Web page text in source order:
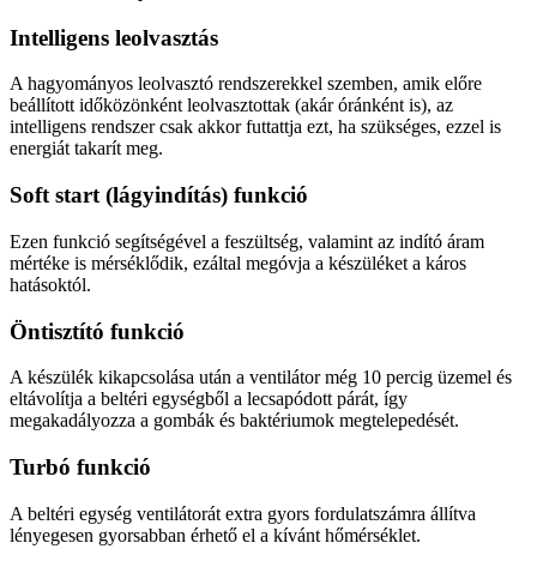
Intelligens leolvasztás
A hagyományos leolvasztó rendszerekkel szemben, amik előre
beállított időközönként leolvasztottak (akár óránként is), az
intelligens rendszer csak akkor futtattja ezt, ha szükséges, ezzel is
energiát takarít meg.
Soft start (lágyindítás) funkció
Ezen funkció segítségével a feszültség, valamint az indító áram
mértéke is mérséklődik, ezáltal megóvja a készüléket a káros
hatásoktól.
Öntisztító funkció
A készülék kikapcsolása után a ventilátor még 10 percig üzemel és
eltávolítja a beltéri egységből a lecsapódott párát, így
megakadályozza a gombák és baktériumok megtelepedését.
Turbó funkció
A beltéri egység ventilátorát extra gyors fordulatszámra állítva
lényegesen gyorsabban érhető el a kívánt hőmérséklet.